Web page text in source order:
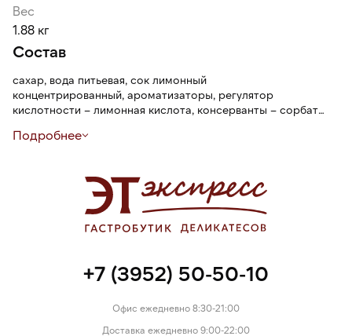
Вес
1.88 кг
Состав
сахар, вода питьевая, сок лимонный
концентрированный, ароматизаторы, регулятор
кислотности – лимонная кислота, консерванты – сорбат
Подробнее
+7 (3952) 50-50-10
Офис ежедневно 8:30-21:00
Доставка ежедневно 9:00-22:00